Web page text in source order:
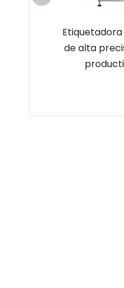
de alta